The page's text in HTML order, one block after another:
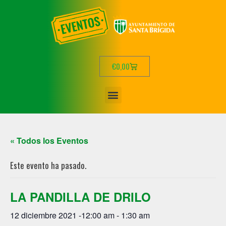
€0,00
« Todos los Eventos
Este evento ha pasado.
LA PANDILLA DE DRILO
12 diciembre 2021 -12:00 am- 1:30 am